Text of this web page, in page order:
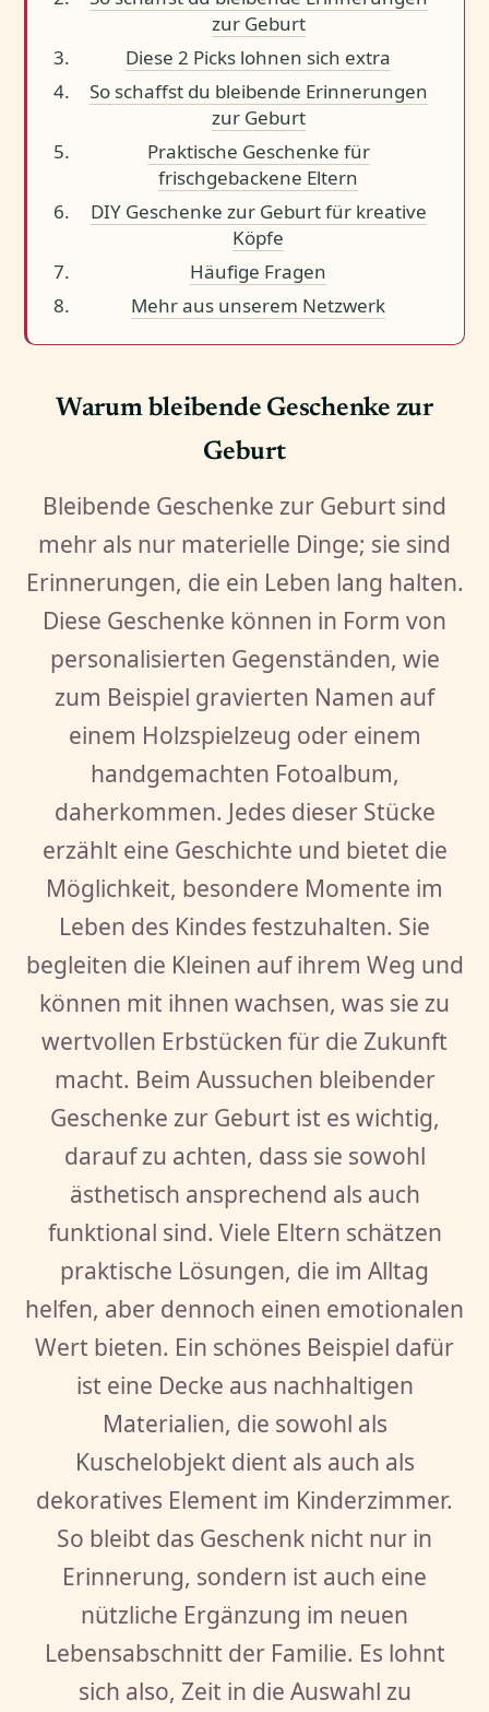
zur Geburt
Diese 2 Picks lohnen sich extra
So schaffst du bleibende Erinnerungen
zur Geburt
Praktische Geschenke für
frischgebackene Eltern
DIY Geschenke zur Geburt für kreative
Köpfe
Häufige Fragen
Mehr aus unserem Netzwerk
Warum bleibende Geschenke zur
Geburt
Bleibende Geschenke zur Geburt sind
mehr als nur materielle Dinge; sie sind
Erinnerungen, die ein Leben lang halten.
Diese Geschenke können in Form von
personalisierten Gegenständen, wie
zum Beispiel gravierten Namen auf
einem Holzspielzeug oder einem
handgemachten Fotoalbum,
daherkommen. Jedes dieser Stücke
erzählt eine Geschichte und bietet die
Möglichkeit, besondere Momente im
Leben des Kindes festzuhalten. Sie
begleiten die Kleinen auf ihrem Weg und
können mit ihnen wachsen, was sie zu
wertvollen Erbstücken für die Zukunft
macht. Beim Aussuchen bleibender
Geschenke zur Geburt ist es wichtig,
darauf zu achten, dass sie sowohl
ästhetisch ansprechend als auch
funktional sind. Viele Eltern schätzen
praktische Lösungen, die im Alltag
helfen, aber dennoch einen emotionalen
Wert bieten. Ein schönes Beispiel dafür
ist eine Decke aus nachhaltigen
Materialien, die sowohl als
Kuschelobjekt dient als auch als
dekoratives Element im Kinderzimmer.
So bleibt das Geschenk nicht nur in
Erinnerung, sondern ist auch eine
nützliche Ergänzung im neuen
Lebensabschnitt der Familie. Es lohnt
sich also, Zeit in die Auswahl zu